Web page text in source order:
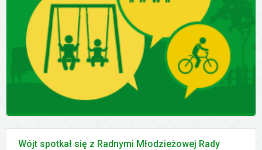
Wójt spotkał się z Radnymi Młodzieżowej Rady